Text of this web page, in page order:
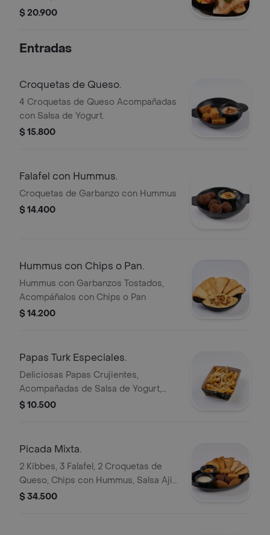
Acompañado de Jugo o Fruta y Café
$ 20.900
Entradas
Croquetas de Queso.
4 Croquetas de Queso Acompañadas
con Salsa de Yogurt.
$ 15.800
Falafel con Hummus.
Croquetas de Garbanzo con Hummus
$ 14.400
Hummus con Chips o Pan.
Hummus con Garbanzos Tostados,
Acompáñalos con Chips o Pan
$ 14.200
Papas Turk Especiales.
Deliciosas Papas Crujientes,
Acompañadas de Salsa de Yogurt,
Queso Feta y Turk Spice.
$ 10.500
Picada Mixta.
2 Kibbes, 3 Falafel, 2 Croquetas de
Queso, Chips con Hummus, Salsa Aji
y Yogurt
$ 34.500